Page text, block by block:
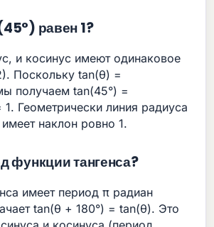
равен 1?
и косинус имеют одинаковое
Поскольку tan(θ) =
получаем tan(45°) =
Геометрически линия радиуса
наклон ровно 1.
функции тангенса?
имеет период π радиан
tan(θ + 180°) = tan(θ). Это